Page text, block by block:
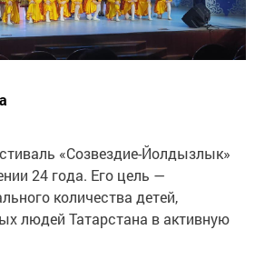
«Созвездие-Йолдызлык»
24 года. Его цель —
количества детей,
людей Татарстана в активную